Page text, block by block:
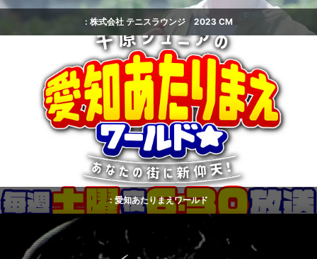
: 株式会社 テニスラウンジ 2023 CM
: 愛知あたりまえワールド